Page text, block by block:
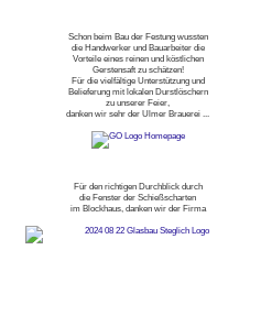
Schon beim Bau der Festung wussten
die Handwerker und Bauarbeiter die
Vorteile eines reinen und köstlichen
Gerstensaft zu schätzen!
Für die vielfältige Unterstützung und
Belieferung mit lokalen Durstlöschern
zu unserer Feier,
danken wir sehr der Ulmer Brauerei ...
Für den richtigen Durchblick durch
die Fenster der Schießscharten
im Blockhaus, danken wir der Firma